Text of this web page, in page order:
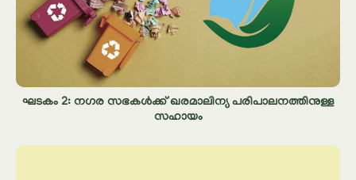
ഘടകം 2: നഗര സഭകൾക്ക് ഖരമാലിന്യ പരിപാലനത്തിനുള്ള
സഹായം